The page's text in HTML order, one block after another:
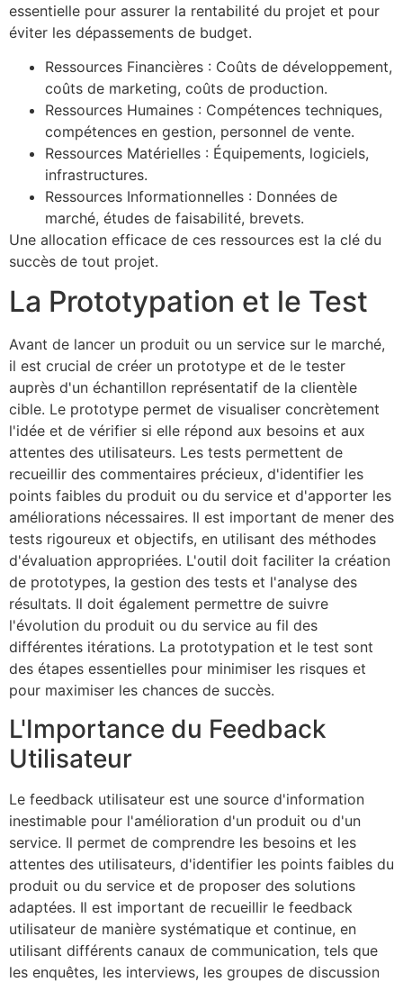
essentielle pour assurer la rentabilité du projet et pour
éviter les dépassements de budget.
Ressources Financières : Coûts de développement,
coûts de marketing, coûts de production.
Ressources Humaines : Compétences techniques,
compétences en gestion, personnel de vente.
Ressources Matérielles : Équipements, logiciels,
infrastructures.
Ressources Informationnelles : Données de
marché, études de faisabilité, brevets.
Une allocation efficace de ces ressources est la clé du
succès de tout projet.
La Prototypation et le Test
Avant de lancer un produit ou un service sur le marché,
il est crucial de créer un prototype et de le tester
auprès d'un échantillon représentatif de la clientèle
cible. Le prototype permet de visualiser concrètement
l'idée et de vérifier si elle répond aux besoins et aux
attentes des utilisateurs. Les tests permettent de
recueillir des commentaires précieux, d'identifier les
points faibles du produit ou du service et d'apporter les
améliorations nécessaires. Il est important de mener des
tests rigoureux et objectifs, en utilisant des méthodes
d'évaluation appropriées. L'outil doit faciliter la création
de prototypes, la gestion des tests et l'analyse des
résultats. Il doit également permettre de suivre
l'évolution du produit ou du service au fil des
différentes itérations. La prototypation et le test sont
des étapes essentielles pour minimiser les risques et
pour maximiser les chances de succès.
L'Importance du Feedback
Utilisateur
Le feedback utilisateur est une source d'information
inestimable pour l'amélioration d'un produit ou d'un
service. Il permet de comprendre les besoins et les
attentes des utilisateurs, d'identifier les points faibles du
produit ou du service et de proposer des solutions
adaptées. Il est important de recueillir le feedback
utilisateur de manière systématique et continue, en
utilisant différents canaux de communication, tels que
les enquêtes, les interviews, les groupes de discussion